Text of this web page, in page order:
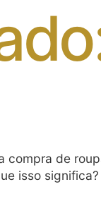
compra de
isso significa?